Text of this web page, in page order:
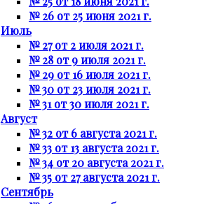
№ 26 от 25 июня 2021 г.
Июль
№ 27 от 2 июля 2021 г.
№ 28 от 9 июля 2021 г.
№ 29 от 16 июля 2021 г.
№ 30 от 23 июля 2021 г.
№ 31 от 30 июля 2021 г.
Август
№ 32 от 6 августа 2021 г.
№ 33 от 13 августа 2021 г.
№ 34 от 20 августа 2021 г.
№ 35 от 27 августа 2021 г.
Сентябрь